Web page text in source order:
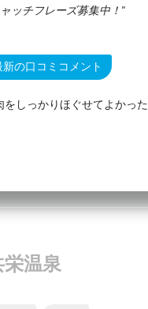
ッチフレーズ募集中！
新の口コミコメント
をしっかりほぐせてよかった
栄温泉